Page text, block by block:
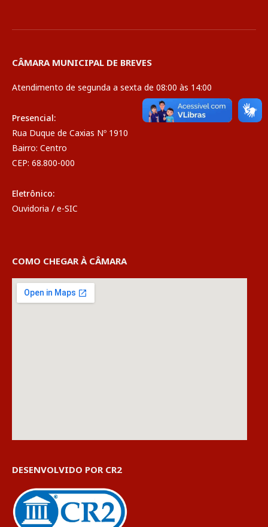
CÂMARA MUNICIPAL DE BREVES
Atendimento de segunda a sexta de 08:00 às 14:00
Presencial:
Rua Duque de Caxias Nº 1910
Bairro: Centro
CEP: 68.800-000
Eletrônico:
Ouvidoria / e-SIC
COMO CHEGAR À CÂMARA
DESENVOLVIDO POR CR2